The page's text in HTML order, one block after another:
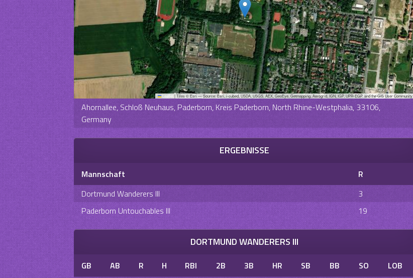
Leaflet |Tiles © Esri — Source: Esri, i-cubed, USDA, USGS, AEX, GeoEye, Getmapping, Aerogrid, IGN, IGP, UPR-EGP, and the GIS User Community
Ahornallee, Schloß Neuhaus, Paderborn, Kreis Paderborn, North Rhine-Westphalia, 33106,
Germany
ERGEBNISSE
Mannschaft
R
Dortmund Wanderers III
3
Paderborn Untouchables III
19
DORTMUND WANDERERS III
GB AB R H RBI 2B 3B HR SB BB SO
LOB